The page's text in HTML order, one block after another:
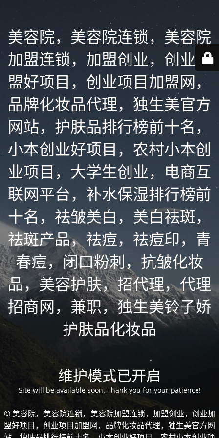
美容院，美容院连锁，美容院
加盟连锁，加盟创业，创业加
盟好项目，创业项目加盟网，
品牌化妆品代理，独生美官方
网站，护肤品排行榜前十名，
小本创业好项目，农村小本创
业项目，大学生创业，电商互
联网平台，补水保湿排行榜前
十名，祛皱美白，美白祛斑，
祛斑产品，祛痘，祛痘印，青
春痘，闭口粉刺，抗皱化妆
品，美容护肤，招代理，代理
招商网，兼职，独生美铃子娇
护肤品化妆品
维护模式已开启
Site will be available soon. Thank you for your patience!
© 美容院，美容院连锁，美容院加盟连锁，加盟创业，创业加
盟好项目，创业项目加盟网，品牌化妆品代理，独生美官方网